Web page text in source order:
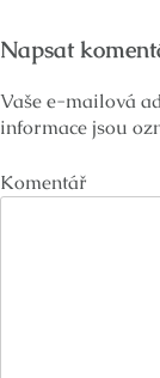
Napsat
Vaše e-mailová
informace jsou
Komentář